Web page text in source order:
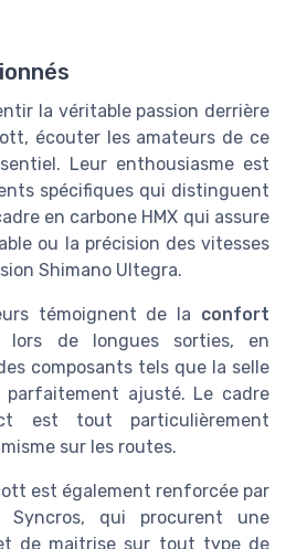
la véritable passion derrière
écouter les amateurs de ce
Leur enthousiasme est
spécifiques qui distinguent
en carbone HMX qui assure
ou la précision des vitesses
Shimano Ultegra.
témoignent de la confort
lors de longues sorties, en
composants tels que la selle
ajusté. Le cadre
est tout particulièrement
sur les routes.
est également renforcée par
qui procurent une
de maitrise sur tout type de